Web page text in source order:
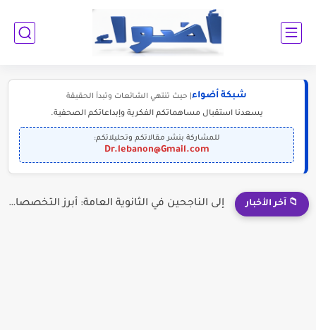
شبكة أضواء | حيث تنتهي الشائعات وتبدأ الحقيقة
يسعدنا استقبال مساهماتكم الفكرية وإبداعاتكم الصحفية.
للمشاركة بنشر مقالاتكم وتحليلاتكم:
Dr.lebanon@Gmail.com
📁 آخر الأخبار إلى الناجحين في الثانوية العامة: أبرز التخصصات المطلوبة للمستقبل (2030-2050)